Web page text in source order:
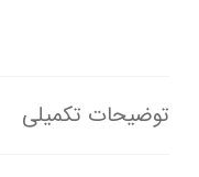
توضیحات تکمیلی